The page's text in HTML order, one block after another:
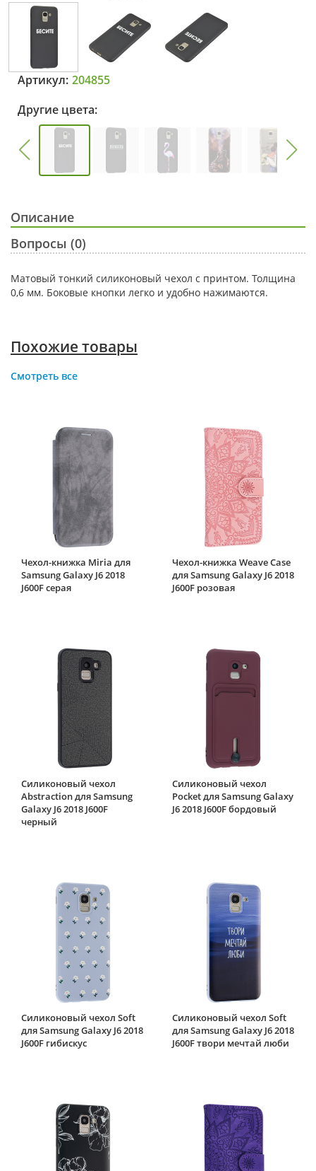
Артикул: 204855
Другие цвета:
Описание
Вопросы (0)
Матовый тонкий силиконовый чехол с принтом. Толщина
0,6 мм. Боковые кнопки легко и удобно нажимаются.
Похожие товары
Смотреть все
Чехол-книжка Miria для
Samsung Galaxy J6 2018
J600F серая
Чехол-книжка Weave Case
для Samsung Galaxy J6 2018
J600F розовая
Силиконовый чехол
Abstraction для Samsung
Galaxy J6 2018 J600F
черный
Силиконовый чехол
Pocket для Samsung Galaxy
J6 2018 J600F бордовый
Силиконовый чехол Soft
для Samsung Galaxy J6 2018
J600F гибискус
Силиконовый чехол Soft
для Samsung Galaxy J6 2018
J600F твори мечтай люби